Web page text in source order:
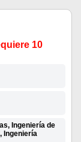
10
Ingeniería de
Ingeniería